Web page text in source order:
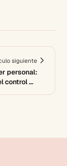
siguiente
personal:
control de